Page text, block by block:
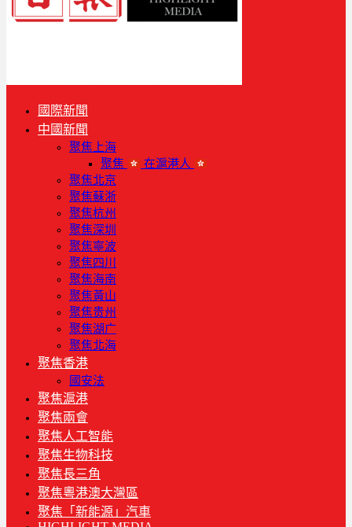
國際新聞
中國新聞
聚焦上海
聚焦
在滬港人
聚焦北京
聚焦蘇浙
聚焦杭州
聚焦深圳
聚焦寧波
聚焦四川
聚焦海南
聚焦黃山
聚焦贵州
聚焦湖广
聚焦北海
聚焦香港
國安法
聚焦滬港
聚焦兩會
聚焦人工智能
聚焦生物科技
聚焦長三角
聚焦粵港澳大灣區
聚焦「新能源」汽車